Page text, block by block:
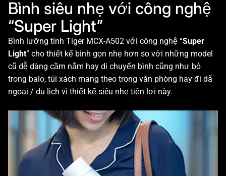
Bình siêu nhẹ với công nghệ
“Super Light”
Bình lưỡng tính Tiger MCX-A502 với công nghệ “Super
Light” cho thiết kế bình gọn nhẹ hơn so với những model
cũ dễ dàng cầm nắm hay di chuyển bình cũng như bỏ
trong balo, túi xách mang theo trong văn phòng hay đi dã
ngoại / du lịch vì thiết kế siêu nhẹ tiện lợi này.